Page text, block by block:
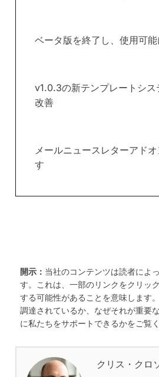
ベータ版を終了し、使用可能
v1.0.3の新テンプレートシス
改善
メールニュースレターアド
す
開示： 当社のコンテンツは読者によ
す。これは、一部のリンクをクリッ
する可能性があることを意味します
調達されているか、なぜそれが重要
に私たちをサポートできるかをご覧く
クリス・クロ